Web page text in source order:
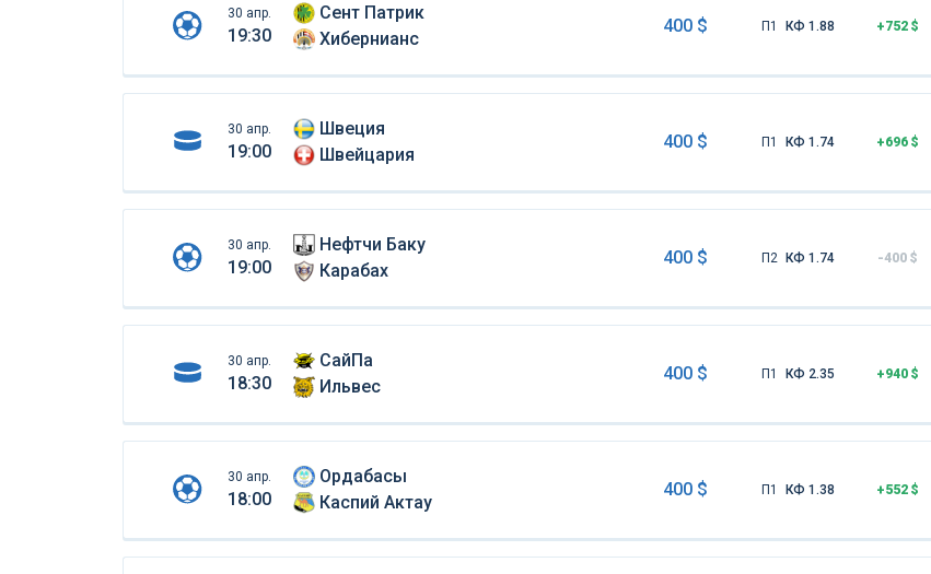
30 апр.
19:30
Сент Патрик
Хибернианс
400 $ П1 КФ 1.88 +752 $
30 апр.
19:00
Швеция
Швейцария
400 $ П1 КФ 1.74 +696 $
30 апр.
19:00
Нефтчи Баку
Карабах
400 $ П2 КФ 1.74 -400 $
30 апр.
18:30
СайПа
Ильвес
400 $ П1 КФ 2.35 +940 $
30 апр.
18:00
Ордабасы
Каспий Актау
400 $ П1 КФ 1.38 +552 $